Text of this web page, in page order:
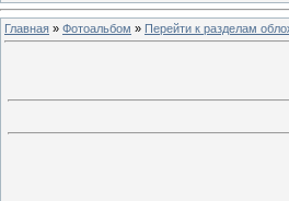
Главная » Фотоальбом » Перейти к разделам